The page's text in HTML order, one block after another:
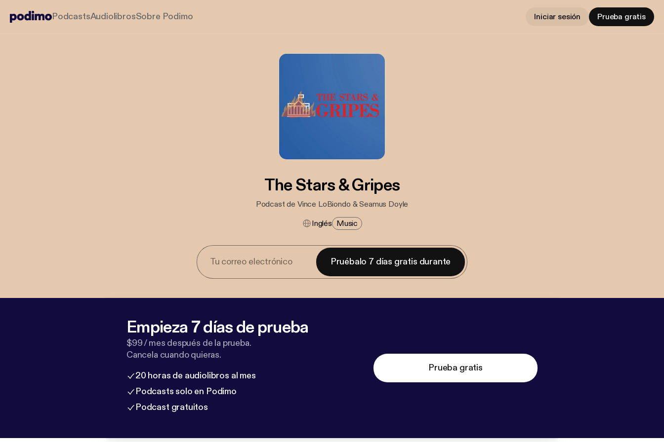
PodcastsAudiolibrosSobre Podimo Iniciar sesión Prueba gratis
The Stars & Gripes
Podcast de Vince LoBiondo & Seamus Doyle
Inglés Music
Pruébalo 7 días gratis durante
Empieza 7 días de prueba
$99 / mes después de la prueba.
Cancela cuando quieras.
20 horas de audiolibros al mes
Podcasts solo en Podimo
Podcast gratuitos
Prueba gratis